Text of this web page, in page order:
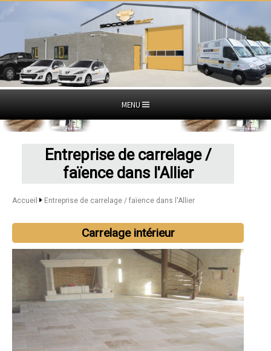
MENU
Entreprise de carrelage /
faïence dans l'Allier
Accueil Entreprise de carrelage / faïence dans l'Allier
Carrelage intérieur